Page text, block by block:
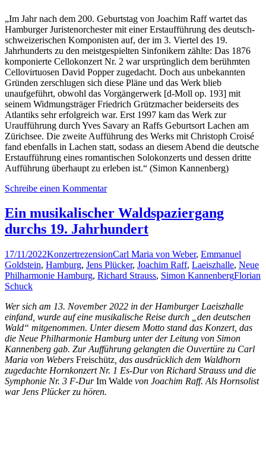
„Im Jahr nach dem 200. Geburtstag von Joachim Raff wartet das
Hamburger Juristenorchester mit einer Erstaufführung des deutsch-
schweizerischen Komponisten auf, der im 3. Viertel des 19.
Jahrhunderts zu den meistgespielten Sinfonikern zählte: Das 1876
komponierte Cellokonzert Nr. 2 war ursprünglich dem berühmten
Cellovirtuosen David Popper zugedacht. Doch aus unbekannten
Gründen zerschlugen sich diese Pläne und das Werk blieb
unaufgeführt, obwohl das Vorgängerwerk [d-Moll op. 193] mit
seinem Widmungsträger Friedrich Grützmacher beiderseits des
Atlantiks sehr erfolgreich war. Erst 1997 kam das Werk zur
Uraufführung durch Yves Savary an Raffs Geburtsort Lachen am
Zürichsee. Die zweite Aufführung des Werks mit Christoph Croisé
fand ebenfalls in Lachen statt, sodass an diesem Abend die deutsche
Erstaufführung eines romantischen Solokonzerts und dessen dritte
Aufführung überhaupt zu erleben ist.“ (Simon Kannenberg)
Schreibe einen Kommentar
Ein musikalischer Waldspaziergang
durchs 19. Jahrhundert
17/11/2022KonzertrezensionCarl Maria von Weber, Emmanuel
Goldstein, Hamburg, Jens Plücker, Joachim Raff, Laeiszhalle, Neue
Philharmonie Hamburg, Richard Strauss, Simon KannenbergFlorian
Schuck
Wer sich am 13. November 2022 in der Hamburger Laeiszhalle
einfand, wurde auf eine musikalische Reise durch „den deutschen
Wald“ mitgenommen. Unter diesem Motto stand das Konzert, das
die Neue Philharmonie Hamburg unter der Leitung von Simon
Kannenberg gab. Zur Aufführung gelangten die Ouvertüre zu Carl
Maria von Webers Freischütz , das ausdrücklich dem Waldhorn
zugedachte Hornkonzert Nr. 1 Es-Dur von Richard Strauss und die
Symphonie Nr. 3 F-DurIm Walde von Joachim Raff. Als Hornsolist
war Jens Plücker zu hören.